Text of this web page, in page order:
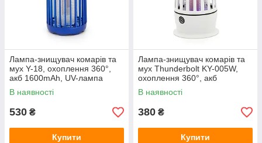
Лампа-знищувач комарів та
мух Y-18, охоплення 360°,
акб 1600mAh, UV-лампа
365нм, синя, 183*81мм
В наявності
530 ₴
Купити
Лампа-знищувач комарів та
мух Thunderbolt KY-005W,
охоплення 360°, акб
1600mAh, UV-лампа 365нм,
біла, 135*73мм
В наявності
380 ₴
Купити